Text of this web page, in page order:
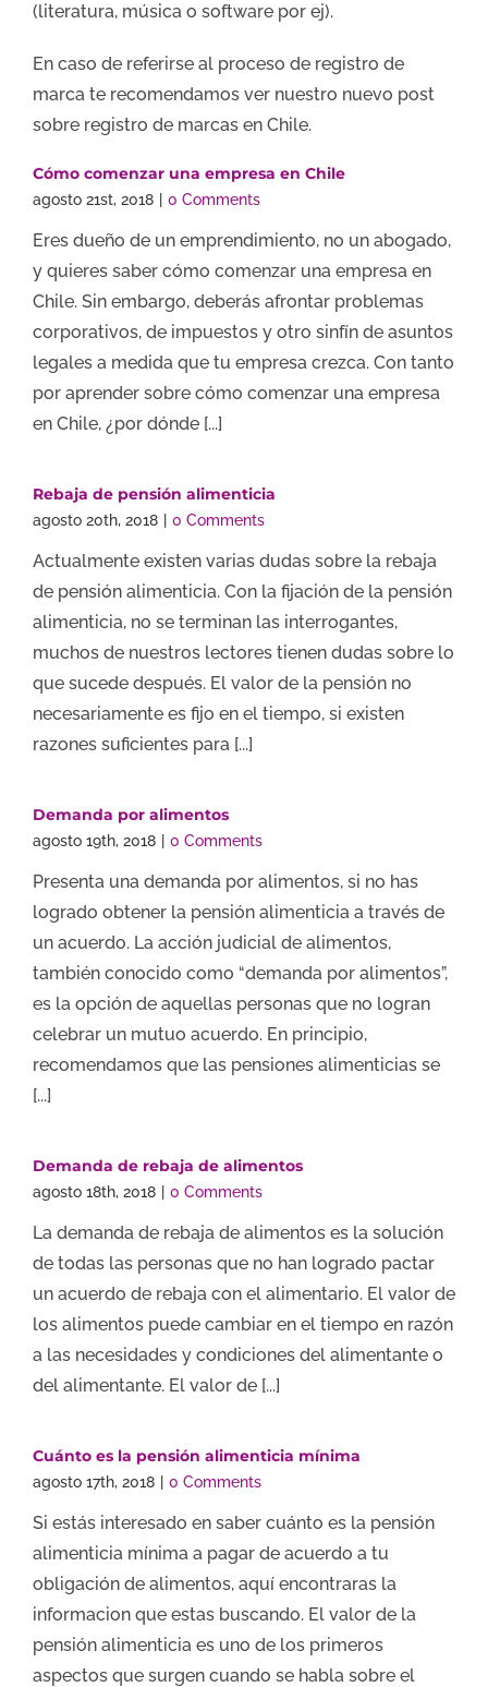
(literatura, música o software por ej).
En caso de referirse al proceso de registro de
marca te recomendamos ver nuestro nuevo post
sobre registro de marcas en Chile.
Cómo comenzar una empresa en Chile
agosto 21st, 2018 0 Comments
Eres dueño de un emprendimiento, no un abogado,
y quieres saber cómo comenzar una empresa en
Chile. Sin embargo, deberás afrontar problemas
corporativos, de impuestos y otro sinfín de asuntos
legales a medida que tu empresa crezca. Con tanto
por aprender sobre cómo comenzar una empresa
en Chile, ¿por dónde [...]
Rebaja de pensión alimenticia
agosto 20th, 2018 0 Comments
Actualmente existen varias dudas sobre la rebaja
de pensión alimenticia. Con la fijación de la pensión
alimenticia, no se terminan las interrogantes,
muchos de nuestros lectores tienen dudas sobre lo
que sucede después. El valor de la pensión no
necesariamente es fijo en el tiempo, si existen
razones suficientes para [...]
Demanda por alimentos
agosto 19th, 2018 0 Comments
Presenta una demanda por alimentos, si no has
logrado obtener la pensión alimenticia a través de
un acuerdo. La acción judicial de alimentos,
también conocido como “demanda por alimentos”,
es la opción de aquellas personas que no logran
celebrar un mutuo acuerdo. En principio,
recomendamos que las pensiones alimenticias se
[...]
Demanda de rebaja de alimentos
agosto 18th, 2018 0 Comments
La demanda de rebaja de alimentos es la solución
de todas las personas que no han logrado pactar
un acuerdo de rebaja con el alimentario. El valor de
los alimentos puede cambiar en el tiempo en razón
a las necesidades y condiciones del alimentante o
del alimentante. El valor de [...]
Cuánto es la pensión alimenticia mínima
agosto 17th, 2018 0 Comments
Si estás interesado en saber cuánto es la pensión
alimenticia mínima a pagar de acuerdo a tu
obligación de alimentos, aquí encontraras la
informacion que estas buscando. El valor de la
pensión alimenticia es uno de los primeros
aspectos que surgen cuando se habla sobre el